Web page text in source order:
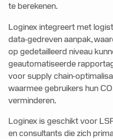
te berekenen.
Loginex integreert met
data-gedreven aanpak,
op gedetailleerd niveau
geautomatiseerde
voor supply chain-
waarmee gebruikers hun
verminderen.
Loginex is geschikt voor
en consultants die zich